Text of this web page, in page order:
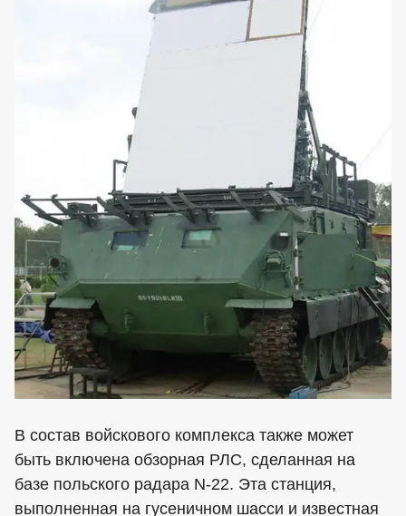
В состав войскового комплекса также может
быть включена обзорная РЛС, сделанная на
базе польского радара N-22. Эта станция,
выполненная на гусеничном шасси и известная